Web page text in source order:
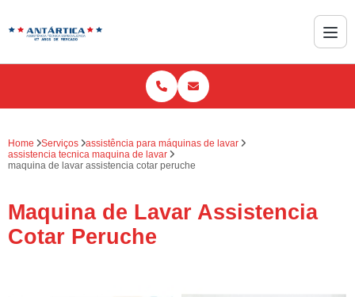
Home Serviços
assistência para máquinas de lavar
assistencia tecnica maquina de lavar
maquina de lavar assistencia cotar peruche
Maquina de Lavar Assistencia
Cotar Peruche